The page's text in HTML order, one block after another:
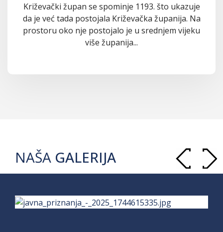
Križevački župan se spominje 1193. što ukazuje
da je već tada postojala Križevačka županija. Na
prostoru oko nje postojalo je u srednjem vijeku
više županija...
NAŠA GALERIJA